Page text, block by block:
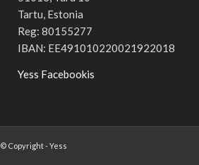
Tartu, Estonia
Reg: 80155277
IBAN: EE491010220021922018
Yess Facebookis
© Copyright - Yess